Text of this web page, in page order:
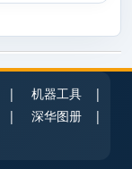
| 机器工具
|
| 深华图册
|